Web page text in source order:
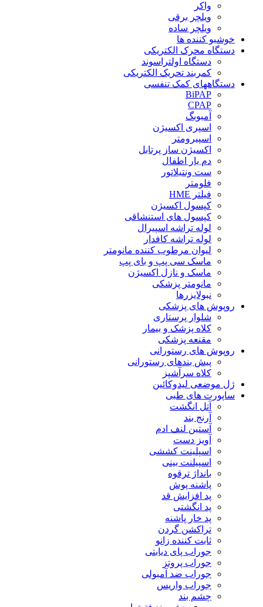
واکر
ویلچر برقی
ویلچر ساده
خوشبو کننده ها
دستگاه محرک الکتریکی
دستگاه اولتراسوند
کمربند تحریک الکتریکی
دستگاههای کمک تنفسی
BiPAP
CPAP
آمبوبگ
اسپری اکسیژن
اسپیرومتر
اکسیژن ساز پرتابل
دم یار اطفال
ست ونتیلاتور
فلومتر
فیلتر HME
کپسول اکسیژن
کپسول های استنشاقی
لوله تراشه اسپیرال
لوله تراشه کافدار
لیوان مرطوب کننده مانومتر
ماسک سی پپ و بای پپ
ماسک و نازل اکسیژن
مانومتر پزشکی
نبولایزرها
روپوش های پزشکی
شلوار پرستاری
کلاه پزشک و بیمار
مقنعه پزشکی
روپوش های رستورانی
پیش بندهای رستورانی
کلاه سرآشپز
ژل موضعی لیدوکائین
ساپورت های طبی
آتل انگشت
آرنج بند
آستین لنف ادم
آویز دست
اسپلینت کششی
اسپیلنت بینی
بانداژ ترقوه
پاشنه پوش
پد افزایش قد
پد انگشتی
پد خار پاشنه
تراکشن گردن
ثابت کننده زانو
جوراب پای دیابتی
جوراب پروتز
جوراب ضد آمبولی
جوراب واریس
چشم بند